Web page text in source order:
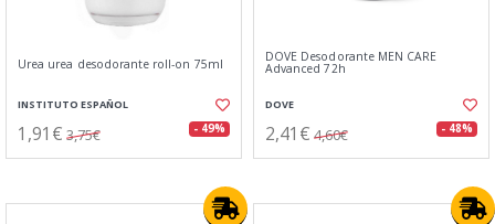
Urea urea desodorante roll-on 75ml
INSTITUTO ESPAÑOL
1,91€ 3,75€ - 49%
DOVE Desodorante MEN CARE
Advanced 72h
DOVE
2,41€ 4,60€ - 48%